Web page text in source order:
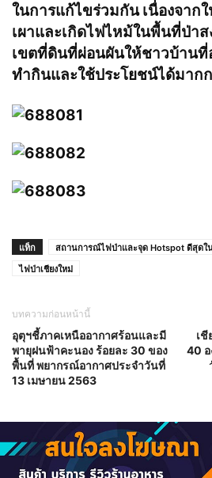
ในการแก้ไขร่วมกัน เนื่องจาก
เผาและเกิดไฟไหม้ในพื้นที่ป่า
เขตที่ดินที่ผ่อนผันให้ชาวบ้านที่
ทำกินและใช้ประโยชน์ได้มาก
แท็ก สถานการณ์ไฟป่าและจุด Hotspot ดีสุดใ
ไฟป่าเชียงใหม่
บทความก่อนหน้านี้
อุตุฯชี้ภาคเหนืออากาศร้อนและมี
พายุฝนฟ้าคะนอง ร้อยละ 30 ของ
พื้นที่ พยากรณ์อากาศประจำวันที่
13 เมษายน 2563
เ
40 อ